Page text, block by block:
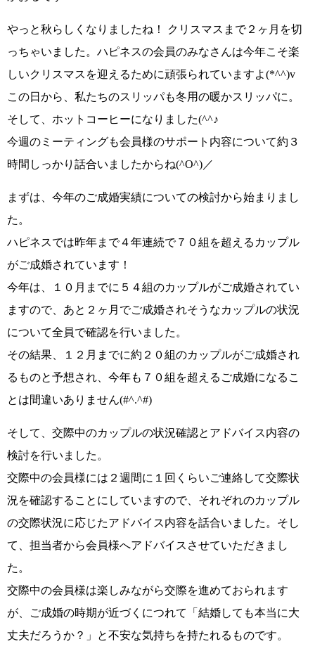
やっと秋らしくなりましたね！
クリスマスまで２ヶ月を切
っちゃいました。 ハピネスの会員のみなさんは今年こそ楽
しいクリスマスを迎えるために頑張られていますよ(*^^)v
この日から、私たちのスリッパも冬用の暖かスリッパに 。
そして、 ホットコーヒーになりました(^^♪
今週のミーティングも会員様のサポート内容について約３
時間 しっかり話合いましたからね(^O^)／
まずは、 今年のご成婚実績についての検討から始まりまし
た。
ハピネスでは昨年まで４年連続で７０組を超えるカップル
がご成婚されています！
今年は、
１０月までに５４組のカップルがご成婚されてい
ますので、あと２ヶ月でご成婚されそうなカップルの状況
について全員で確認を行いました。
その結果、１２月までに約２０組のカップルがご成婚され
るものと予想され、 今年も７０組を超えるご成婚になるこ
とは間違いありません(#^.^#)
そして、 交際中のカップルの状況確認とアドバイス内容の
検討を行いました。
交際中の会員様には２週間に１回くらいご連絡して交際状
況を確認することにしていますので、 それぞれのカップル
の交際状況に応じたアドバイス内容を話合いました。そし
て、担当者から会員様へアドバイスさせていただきまし
た。
交際中の会員様は楽しみながら交際を進めておられます
が、ご成婚の時期が近づくにつれて
「結婚しても本当に大
丈夫だろうか？」
と不安な気持ちを持たれるものです。